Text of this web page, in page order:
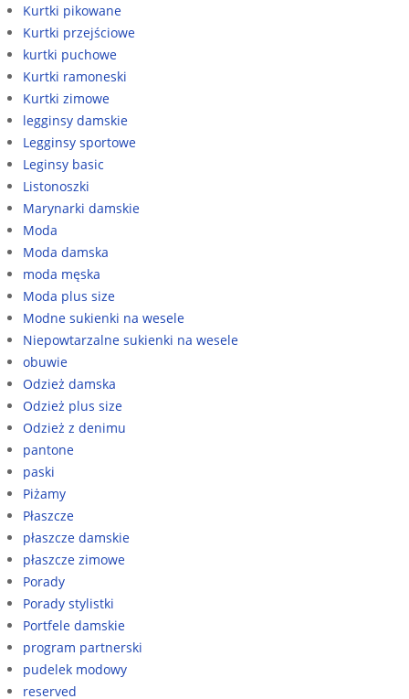
Kurtki pikowane
Kurtki przejściowe
kurtki puchowe
Kurtki ramoneski
Kurtki zimowe
legginsy damskie
Legginsy sportowe
Leginsy basic
Listonoszki
Marynarki damskie
Moda
Moda damska
moda męska
Moda plus size
Modne sukienki na wesele
Niepowtarzalne sukienki na wesele
obuwie
Odzież damska
Odzież plus size
Odzież z denimu
pantone
paski
Piżamy
Płaszcze
płaszcze damskie
płaszcze zimowe
Porady
Porady stylistki
Portfele damskie
program partnerski
pudelek modowy
reserved